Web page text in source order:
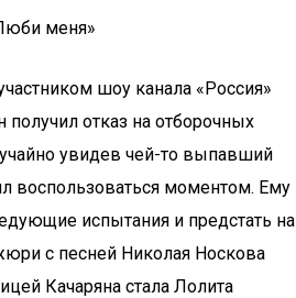
меня»
шоу канала «Россия»
получил отказ на отборочных
увидев чей-то выпавший
воспользоваться моментом. Ему
испытания и предстать на
с песней Николая Носкова
Качаряна стала Лолита